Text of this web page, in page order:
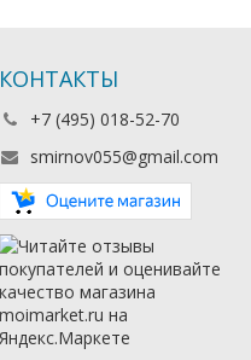
КОНТАКТЫ
+7 (495) 018-52-70
smirnov055@gmail.com